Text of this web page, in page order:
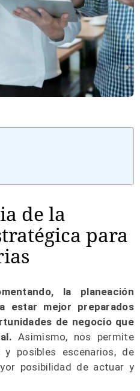
de la
para
la planeación
estar mejor preparados
de negocio que
Asimismo, nos permite
posibles escenarios, de
posibilidad de actuar y